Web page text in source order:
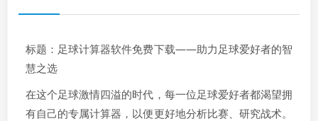
标题：足球计算器软件免费下载——助力足球爱好者的智
慧之选
在这个足球激情四溢的时代，每一位足球爱好者都渴望拥
有自己的专属计算器，以便更好地分析比赛、研究战术。